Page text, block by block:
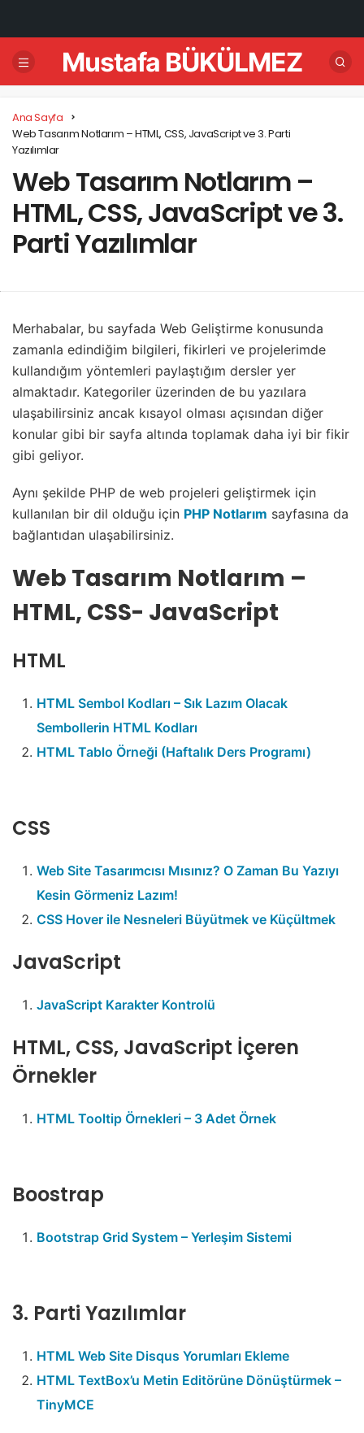
Mustafa BÜKÜLMEZ
Ana Sayfa
Web Tasarım Notlarım – HTML, CSS, JavaScript ve 3. Parti
Yazılımlar
Web Tasarım Notlarım –
HTML, CSS, JavaScript ve 3.
Parti Yazılımlar
Merhabalar, bu sayfada Web Geliştirme konusunda
zamanla edindiğim bilgileri, fikirleri ve projelerimde
kullandığım yöntemleri paylaştığım dersler yer
almaktadır. Kategoriler üzerinden de bu yazılara
ulaşabilirsiniz ancak kısayol olması açısından diğer
konular gibi bir sayfa altında toplamak daha iyi bir fikir
gibi geliyor.
Aynı şekilde PHP de web projeleri geliştirmek için
kullanılan bir dil olduğu için PHP Notlarım sayfasına da
bağlantıdan ulaşabilirsiniz.
Web Tasarım Notlarım –
HTML, CSS- JavaScript
HTML
HTML Sembol Kodları – Sık Lazım Olacak
Sembollerin HTML Kodları
HTML Tablo Örneği (Haftalık Ders Programı)
CSS
Web Site Tasarımcısı Mısınız? O Zaman Bu Yazıyı
Kesin Görmeniz Lazım!
CSS Hover ile Nesneleri Büyütmek ve Küçültmek
JavaScript
JavaScript Karakter Kontrolü
HTML, CSS, JavaScript İçeren
Örnekler
HTML Tooltip Örnekleri – 3 Adet Örnek
Boostrap
Bootstrap Grid System – Yerleşim Sistemi
3. Parti Yazılımlar
HTML Web Site Disqus Yorumları Ekleme
HTML TextBox’u Metin Editörüne Dönüştürmek –
TinyMCE